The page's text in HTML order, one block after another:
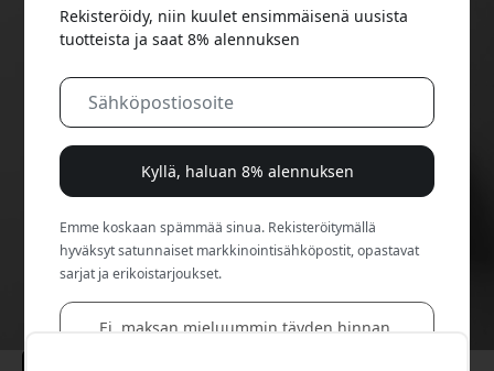
Rekisteröidy, niin kuulet ensimmäisenä uusista
tuotteista ja saat 8% alennuksen
Kyllä, haluan 8% alennuksen
Emme koskaan spämmää sinua. Rekisteröitymällä
hyväksyt satunnaiset markkinointisähköpostit, opastavat
sarjat ja erikoistarjoukset.
Ei, maksan mieluummin täyden hinnan.
Käytä tätä koodia kassalla saadaksesi 8%
alennuksen.